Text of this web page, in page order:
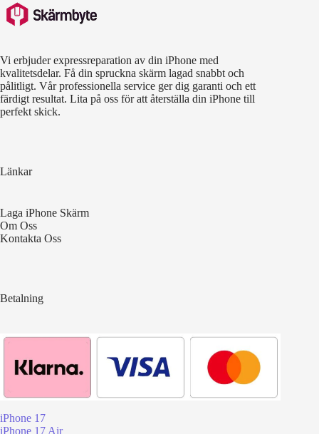
Vi erbjuder expressreparation av din iPhone med
kvalitetsdelar. Få din spruckna skärm lagad snabbt och
pålitligt. Vår professionella service ger dig garanti och ett
färdigt resultat. Lita på oss för att återställa din iPhone till
perfekt skick.
Länkar
Laga iPhone Skärm
Om Oss
Kontakta Oss
Betalning
iPhone 17
iPhone 17 Air